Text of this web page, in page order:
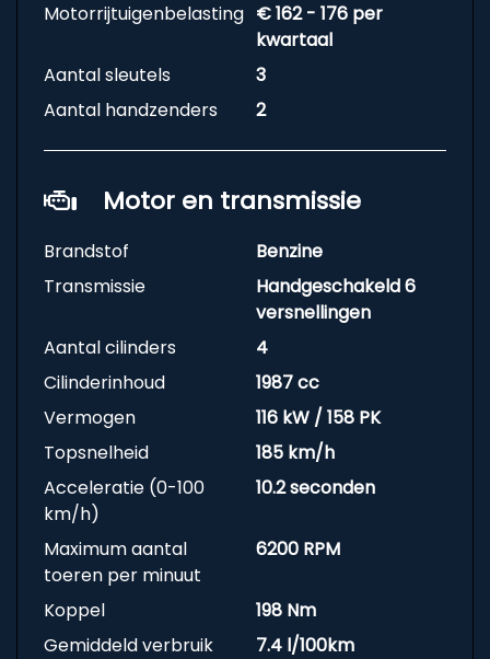
Motorrijtuigenbelasting € 162 - 176 per
kwartaal
Aantal sleutels
3
Aantal handzenders
2
Motor en transmissie
Brandstof
Benzine
Transmissie
Handgeschakeld 6
versnellingen
Aantal cilinders
4
Cilinderinhoud
1987 cc
Vermogen
116 kW / 158 PK
Topsnelheid
185 km/h
Acceleratie (0-100
km/h)
10.2 seconden
Maximum aantal
toeren per minuut
6200 RPM
Koppel
198 Nm
Gemiddeld verbruik
7.4 l/100km